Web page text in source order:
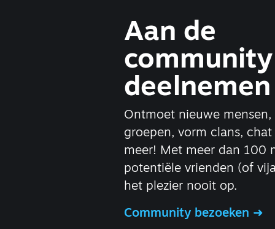
Aan de
community
deelnemen
Ontmoet nieuwe
groepen, vorm clans,
meer! Met meer dan 100
potentiële vrienden (of
het plezier nooit op.
Community bezoeken